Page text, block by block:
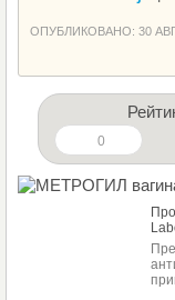
ОПУБЛИКОВАНО: 30
0